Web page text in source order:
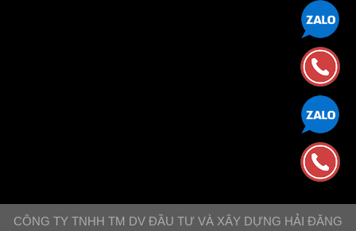
CÔNG TY TNHH TM DV ĐẦU TƯ VÀ XÂY DỰNG HẢI ĐĂNG